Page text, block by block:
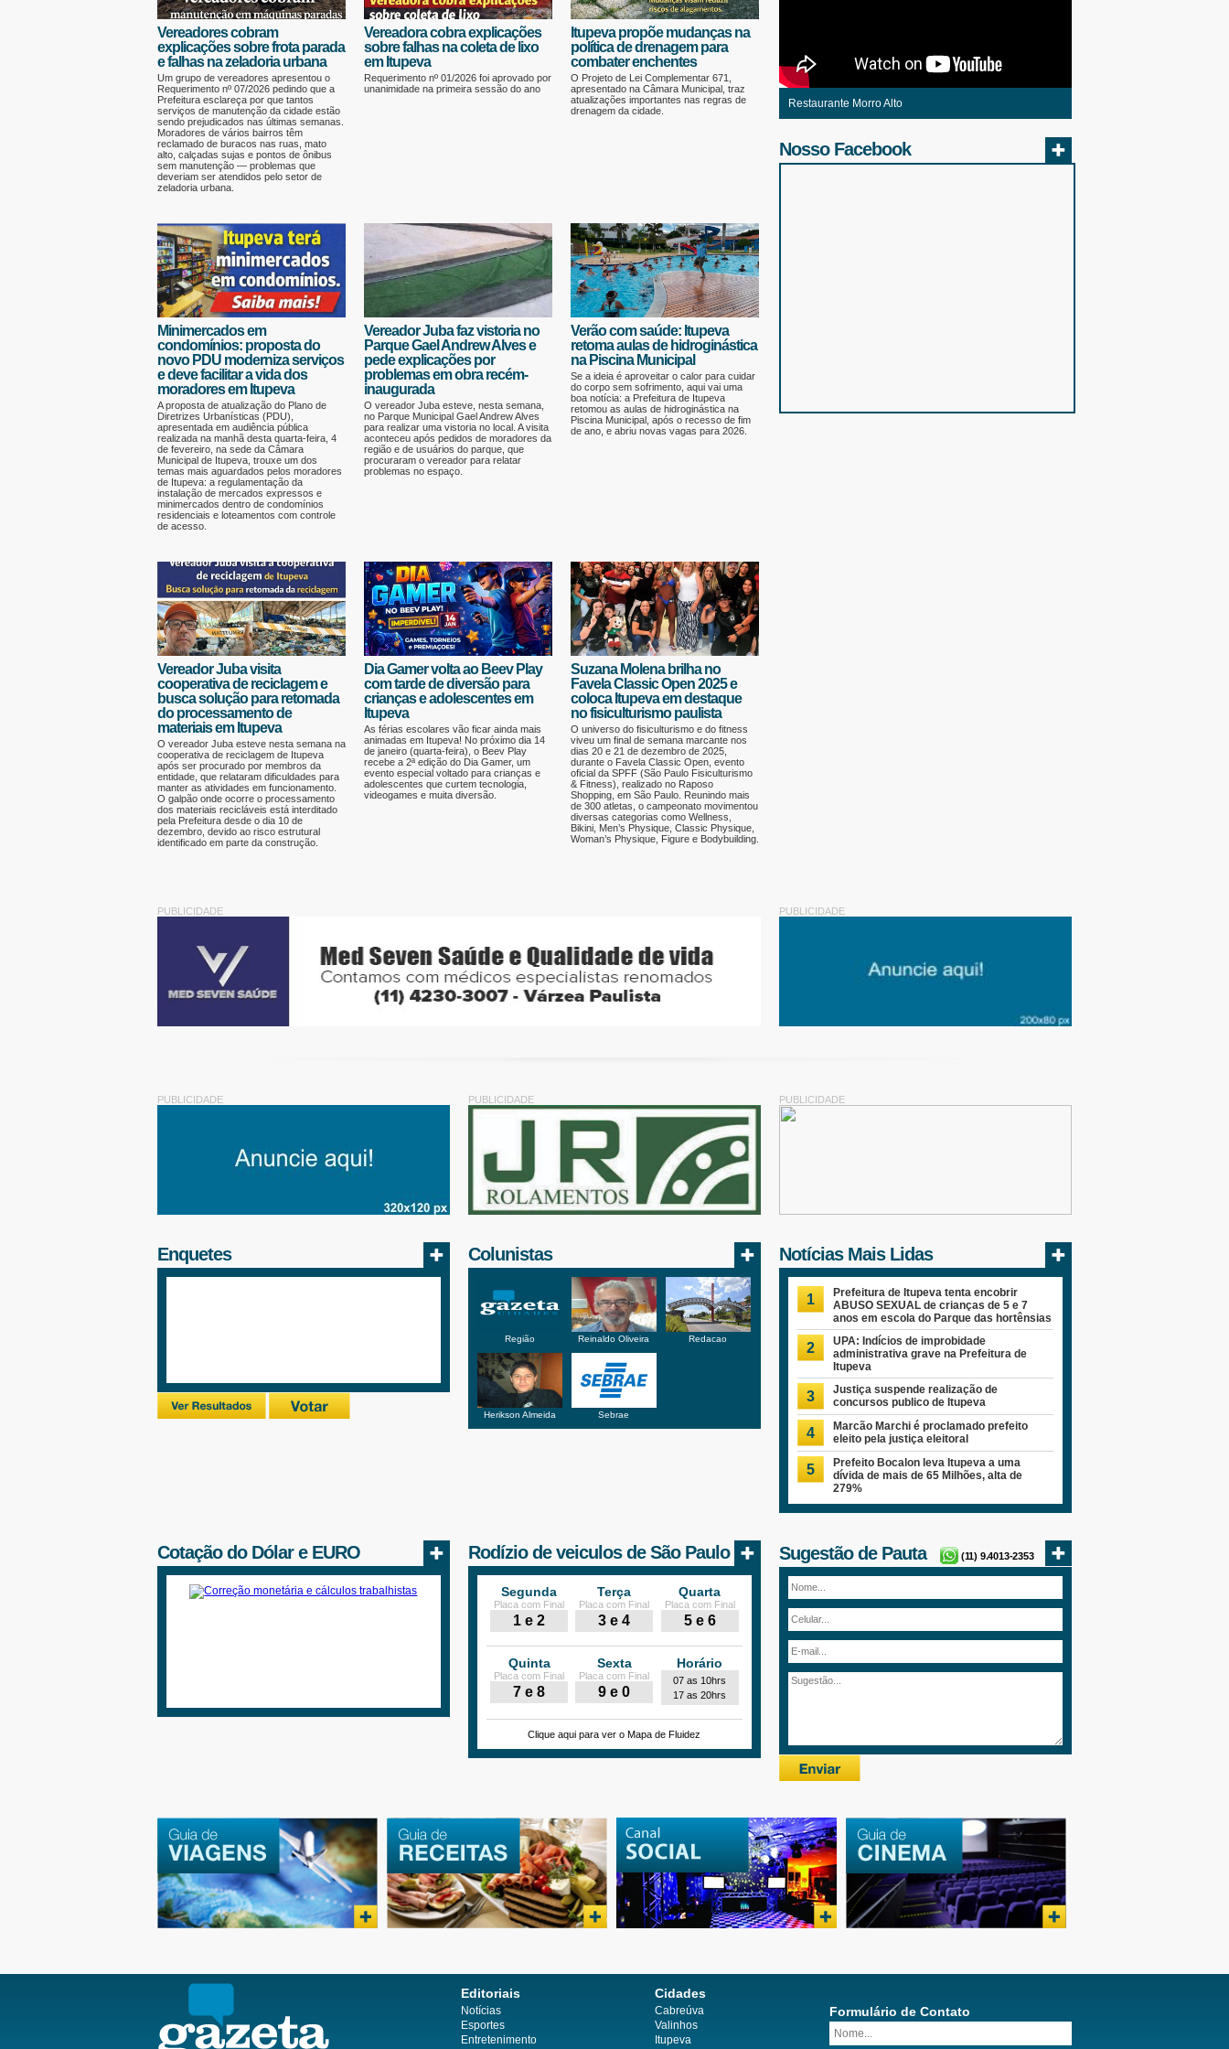
Vereadores cobram
explicações sobre frota parada
e falhas na zeladoria urbana
Um grupo de vereadores apresentou o
Requerimento nº 07/2026 pedindo que a
Prefeitura esclareça por que tantos
serviços de manutenção da cidade estão
sendo prejudicados nas últimas semanas.
Moradores de vários bairros têm
reclamado de buracos nas ruas, mato
alto, calçadas sujas e pontos de ônibus
sem manutenção — problemas que
deveriam ser atendidos pelo setor de
zeladoria urbana.
Vereadora cobra explicações
sobre falhas na coleta de lixo
em Itupeva
Requerimento nº 01/2026 foi aprovado por
unanimidade na primeira sessão do ano
Itupeva propõe mudanças na
política de drenagem para
combater enchentes
O Projeto de Lei Complementar 671,
apresentado na Câmara Municipal, traz
atualizações importantes nas regras de
drenagem da cidade.
Minimercados em
condomínios: proposta do
novo PDU moderniza serviços
e deve facilitar a vida dos
moradores em Itupeva
A proposta de atualização do Plano de
Diretrizes Urbanísticas (PDU),
apresentada em audiência pública
realizada na manhã desta quarta-feira, 4
de fevereiro, na sede da Câmara
Municipal de Itupeva, trouxe um dos
temas mais aguardados pelos moradores
de Itupeva: a regulamentação da
instalação de mercados expressos e
minimercados dentro de condomínios
residenciais e loteamentos com controle
de acesso.
Vereador Juba faz vistoria no
Parque Gael Andrew Alves e
pede explicações por
problemas em obra recém-
inaugurada
O vereador Juba esteve, nesta semana,
no Parque Municipal Gael Andrew Alves
para realizar uma vistoria no local. A visita
aconteceu após pedidos de moradores da
região e de usuários do parque, que
procuraram o vereador para relatar
problemas no espaço.
Verão com saúde: Itupeva
retoma aulas de hidroginástica
na Piscina Municipal
Se a ideia é aproveitar o calor para cuidar
do corpo sem sofrimento, aqui vai uma
boa notícia: a Prefeitura de Itupeva
retomou as aulas de hidroginástica na
Piscina Municipal, após o recesso de fim
de ano, e abriu novas vagas para 2026.
Vereador Juba visita
cooperativa de reciclagem e
busca solução para retomada
do processamento de
materiais em Itupeva
O vereador Juba esteve nesta semana na
cooperativa de reciclagem de Itupeva
após ser procurado por membros da
entidade, que relataram dificuldades para
manter as atividades em funcionamento.
O galpão onde ocorre o processamento
dos materiais recicláveis está interditado
pela Prefeitura desde o dia 10 de
dezembro, devido ao risco estrutural
identificado em parte da construção.
Dia Gamer volta ao Beev Play
com tarde de diversão para
crianças e adolescentes em
Itupeva
As férias escolares vão ficar ainda mais
animadas em Itupeva! No próximo dia 14
de janeiro (quarta-feira), o Beev Play
recebe a 2ª edição do Dia Gamer, um
evento especial voltado para crianças e
adolescentes que curtem tecnologia,
videogames e muita diversão.
Suzana Molena brilha no
Favela Classic Open 2025 e
coloca Itupeva em destaque
no fisiculturismo paulista
O universo do fisiculturismo e do fitness
viveu um final de semana marcante nos
dias 20 e 21 de dezembro de 2025,
durante o Favela Classic Open, evento
oficial da SPFF (São Paulo Fisiculturismo
& Fitness), realizado no Raposo
Shopping, em São Paulo. Reunindo mais
de 300 atletas, o campeonato movimentou
diversas categorias como Wellness,
Bikini, Men’s Physique, Classic Physique,
Woman’s Physique, Figure e Bodybuilding.
Restaurante Morro Alto
Nosso Facebook
PUBLICIDADE PUBLICIDADE
PUBLICIDADE PUBLICIDADE PUBLICIDADE
Enquetes Colunistas
Região Reinaldo Oliveira Redacao
Herikson Almeida Sebrae
Notícias Mais Lidas
1
Prefeitura de Itupeva tenta encobrir
ABUSO SEXUAL de crianças de 5 e 7
anos em escola do Parque das hortênsias
2
UPA: Indícios de improbidade
administrativa grave na Prefeitura de
Itupeva
3
Justiça suspende realização de
concursos publico de Itupeva
4
Marcão Marchi é proclamado prefeito
eleito pela justiça eleitoral
5
Prefeito Bocalon leva Itupeva a uma
dívida de mais de 65 Milhões, alta de
279%
Cotação do Dólar e EURO Rodízio de veiculos de São Paulo
Segunda
Placa com Final
1 e 2
Terça
Placa com Final
3 e 4
Quarta
Placa com Final
5 e 6
Quinta
Placa com Final
7 e 8
Sexta
Placa com Final
9 e 0
Horário
07 as 10hrs
17 as 20hrs
Clique aqui para ver o Mapa de Fluidez
Sugestão de Pauta (11) 9.4013-2353
Editoriais
Notícias
Esportes
Entretenimento
Cidades
Cabreúva
Valinhos
Itupeva
Formulário de Contato